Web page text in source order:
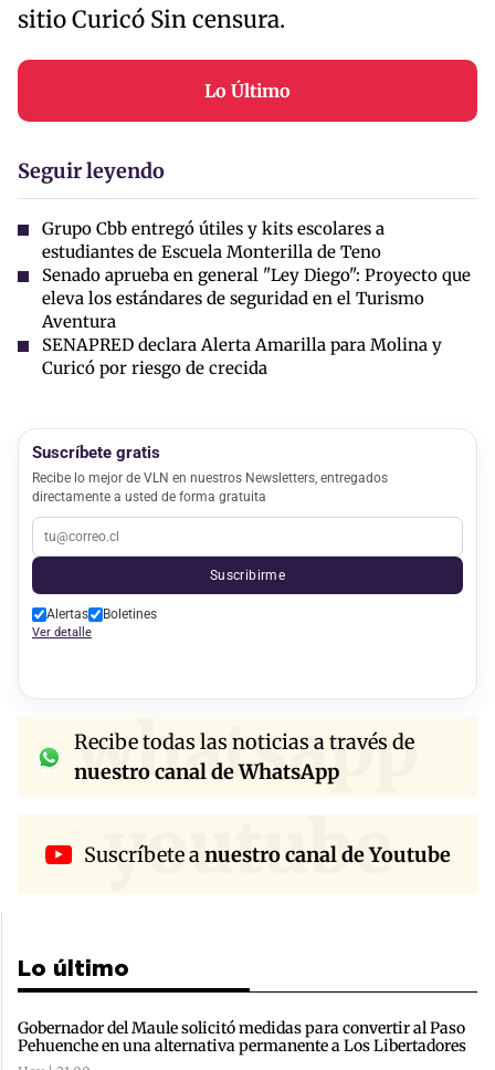
sitio Curicó Sin censura.
Lo Último
Seguir leyendo
Grupo Cbb entregó útiles y kits escolares a
estudiantes de Escuela Monterilla de Teno
Senado aprueba en general "Ley Diego": Proyecto que
eleva los estándares de seguridad en el Turismo
Aventura
SENAPRED declara Alerta Amarilla para Molina y
Curicó por riesgo de crecida
Suscríbete gratis
Recibe lo mejor de VLN en nuestros Newsletters, entregados
directamente a usted de forma gratuita
Suscribirme
Alertas Boletines
Ver detalle
whatsapp
Recibe todas las noticias a través de
nuestro canal de WhatsApp
youtube
Suscríbete a nuestro canal de Youtube
Lo último
Gobernador del Maule solicitó medidas para convertir al Paso
Pehuenche en una alternativa permanente a Los Libertadores